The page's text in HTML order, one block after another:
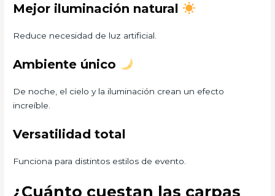
Mejor iluminación natural
Reduce necesidad de luz artificial.
Ambiente único
De noche, el cielo y la iluminación crean un efecto
increíble.
Versatilidad total
Funciona para distintos estilos de evento.
¿Cuánto cuestan las carpas